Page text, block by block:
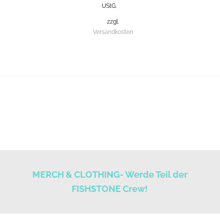
UStG.
zzgl.
Versandkosten
MERCH & CLOTHING- Werde Teil der
FISHSTONE Crew!